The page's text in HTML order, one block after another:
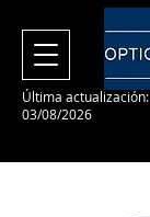
Última actualización:
03/08/2026